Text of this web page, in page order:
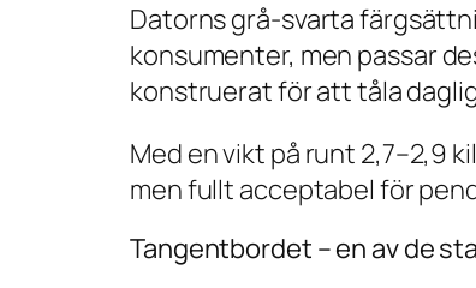
Datorns grå-svarta
konsumenter, men passar
konstruerat för att tåla
Med en vikt på runt 2,7–2,9
men fullt acceptabel för
Tangentbordet – en av de